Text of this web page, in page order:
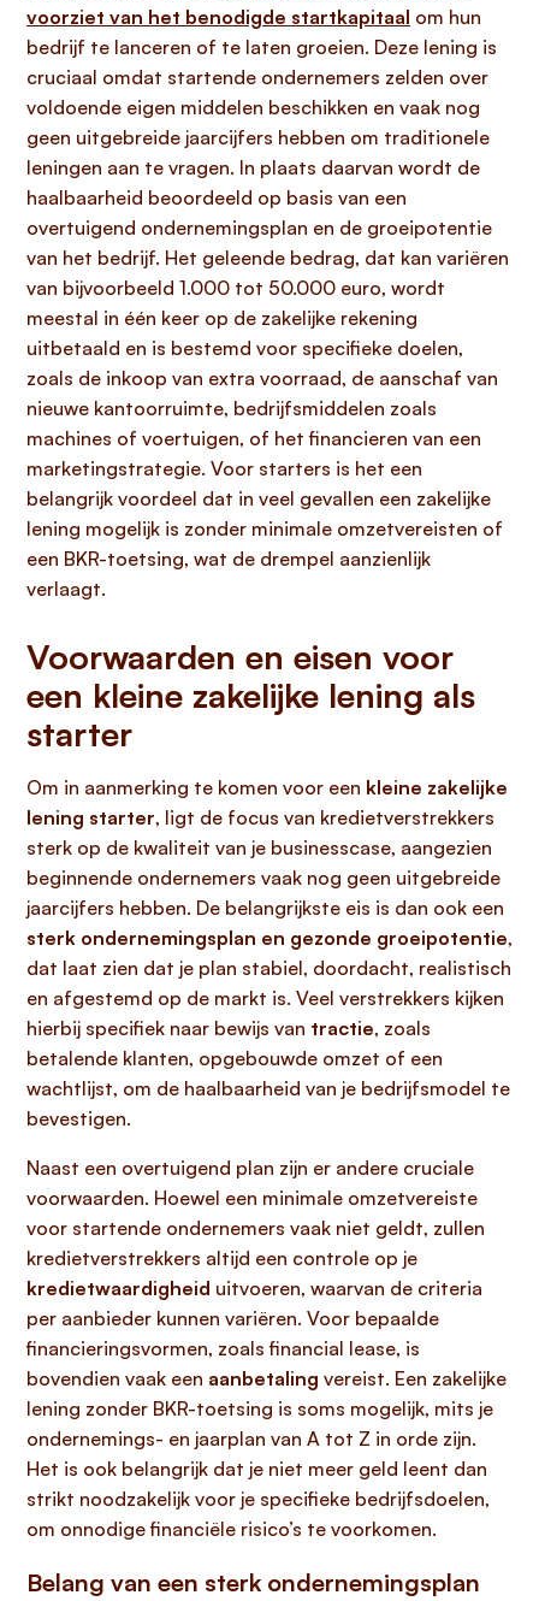
voorziet van het benodigde startkapitaal om hun
bedrijf te lanceren of te laten groeien. Deze lening is
cruciaal omdat startende ondernemers zelden over
voldoende eigen middelen beschikken en vaak nog
geen uitgebreide jaarcijfers hebben om traditionele
leningen aan te vragen. In plaats daarvan wordt de
haalbaarheid beoordeeld op basis van een
overtuigend ondernemingsplan en de groeipotentie
van het bedrijf. Het geleende bedrag, dat kan variëren
van bijvoorbeeld 1.000 tot 50.000 euro, wordt
meestal in één keer op de zakelijke rekening
uitbetaald en is bestemd voor specifieke doelen,
zoals de inkoop van extra voorraad, de aanschaf van
nieuwe kantoorruimte, bedrijfsmiddelen zoals
machines of voertuigen, of het financieren van een
marketingstrategie. Voor starters is het een
belangrijk voordeel dat in veel gevallen een zakelijke
lening mogelijk is zonder minimale omzetvereisten of
een BKR-toetsing, wat de drempel aanzienlijk
verlaagt.
Voorwaarden en eisen voor
een kleine zakelijke lening als
starter
Om in aanmerking te komen voor een kleine zakelijke
lening starter, ligt de focus van kredietverstrekkers
sterk op de kwaliteit van je businesscase, aangezien
beginnende ondernemers vaak nog geen uitgebreide
jaarcijfers hebben. De belangrijkste eis is dan ook een
sterk ondernemingsplan en gezonde groeipotentie,
dat laat zien dat je plan stabiel, doordacht, realistisch
en afgestemd op de markt is. Veel verstrekkers kijken
hierbij specifiek naar bewijs van tractie, zoals
betalende klanten, opgebouwde omzet of een
wachtlijst, om de haalbaarheid van je bedrijfsmodel te
bevestigen.
Naast een overtuigend plan zijn er andere cruciale
voorwaarden. Hoewel een minimale omzetvereiste
voor startende ondernemers vaak niet geldt, zullen
kredietverstrekkers altijd een controle op je
kredietwaardigheid uitvoeren, waarvan de criteria
per aanbieder kunnen variëren. Voor bepaalde
financieringsvormen, zoals financial lease, is
bovendien vaak een aanbetaling vereist. Een zakelijke
lening zonder BKR-toetsing is soms mogelijk, mits je
ondernemings- en jaarplan van A tot Z in orde zijn.
Het is ook belangrijk dat je niet meer geld leent dan
strikt noodzakelijk voor je specifieke bedrijfsdoelen,
om onnodige financiële risico’s te voorkomen.
Belang van een sterk ondernemingsplan